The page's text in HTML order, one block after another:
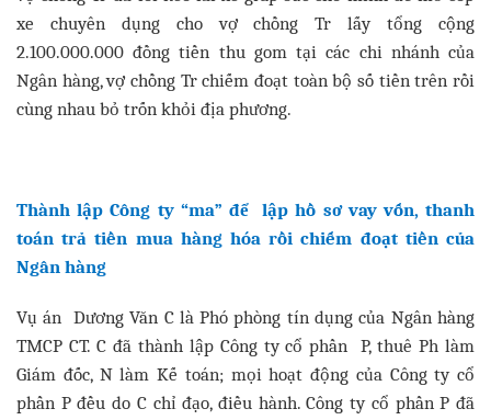
xe chuyên dụng cho vợ chồng Tr lấy tổng cộng
2.100.000.000 đồng tiền thu gom tại các chi nhánh của
Ngân hàng, vợ chồng Tr chiếm đoạt toàn bộ số tiền trên rồi
cùng nhau bỏ trốn khỏi địa phương.
Thành lập Công ty “ma” để lập hồ sơ vay vốn, thanh
toán trả tiền mua hàng hóa rồi chiếm đoạt tiền của
Ngân hàng
Vụ án Dương Văn C là Phó phòng tín dụng của Ngân hàng
TMCP CT. C đã thành lập Công ty cổ phần P, thuê Ph làm
Giám đốc, N làm Kế toán; mọi hoạt động của Công ty cổ
phần P đều do C chỉ đạo, điều hành. Công ty cổ phần P đã